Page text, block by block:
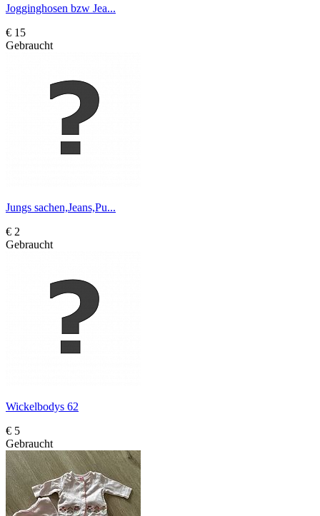
Jogginghosen bzw Jea...
€ 15
Gebraucht
Jungs sachen,Jeans,Pu...
€ 2
Gebraucht
Wickelbodys 62
€ 5
Gebraucht